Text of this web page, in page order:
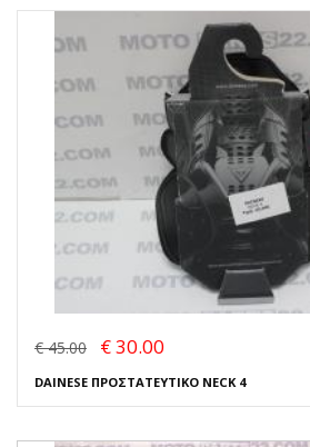
€ 45.00 € 30.00
DAINESE ΠΡΟΣΤΑΤΕΥΤΙΚΟ NECK 4